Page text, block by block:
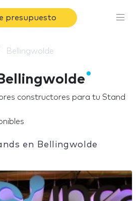
presupuesto
Bellingwolde
constructores para tu Stand
en Bellingwolde